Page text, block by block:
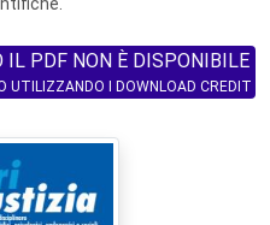
IL PDF NON È DISPONIBILE
UTILIZZANDO I DOWNLOAD CREDIT